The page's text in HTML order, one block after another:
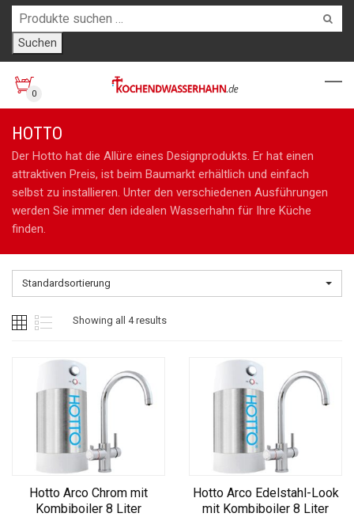
Suchen
0
HOTTO
Der Hotto hat die Allüre eines Designprodukts. Er hat einen
attraktiven Preis, ist beim Baumarkt erhältlich und einfach
selbst zu installieren. Unter den verschiedenen Ausführungen
werden Sie immer den idealen Wasserhahn für Ihre Küche
finden.
Standardsortierung
Showing all 4 results
Hotto Arco Chrom mit
Kombiboiler 8 Liter
Hotto Arco Edelstahl-Look
mit Kombiboiler 8 Liter